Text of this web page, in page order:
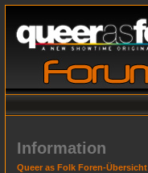
Information
Queer as Folk Foren-Übersicht